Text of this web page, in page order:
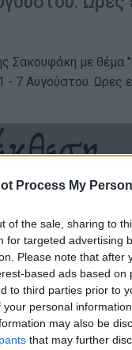
Process My
of the sale, sharing to
for targeted advertising
Please note that
based ads based
to third parties prior to
personal
may also be
that may further
Σακουφάκη με θέμα
- 7 Αυγούστου. Ωρες